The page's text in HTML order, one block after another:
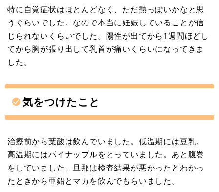
特に自覚症状はほとんどなく、ただ熱っぽいかなと思
うぐらいでした。なので本当に妊娠していることが信
じられないくらいでした。陽性が出てから1週間ほどし
てから胸が張り出して乳首が痛いくらいになってきま
した。
気をつけたこと
治療前から葉酸は飲んでいました。低温期には豆乳。
高温期にはパイナップルをとっていました。あと腹巻
をしていました。旦那は検査結果が悪かったとわかっ
たときから亜鉛とマカを飲んでもらいました。